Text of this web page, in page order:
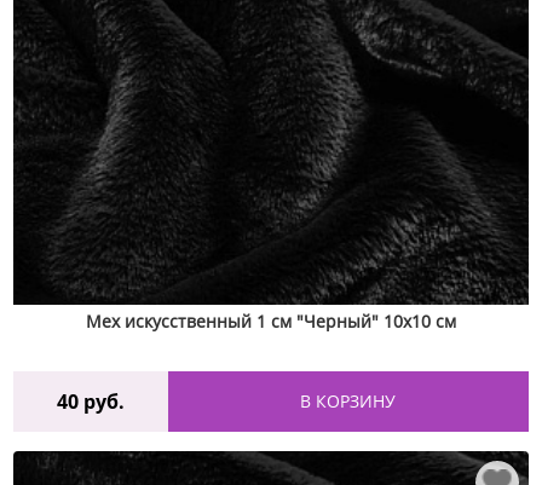
Мех искусственный 1 см "Черный" 10х10 см
40руб. В КОРЗИНУ
♡